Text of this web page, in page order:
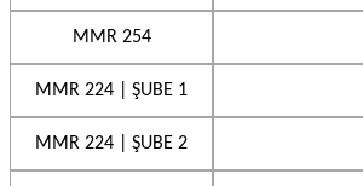
MMR 254
MMR 224 | ŞUBE 1
MMR 224 | ŞUBE 2